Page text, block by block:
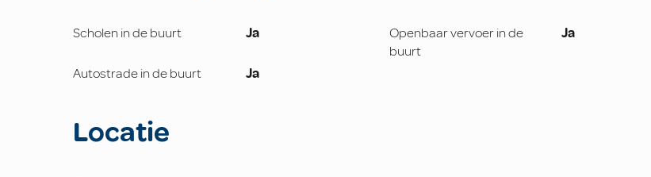
Scholen in de buurt Ja
Openbaar vervoer in de
buurt
Ja
Autostrade in de buurt Ja
Locatie